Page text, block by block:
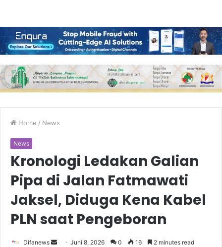
Home / News
News
Kronologi Ledakan Galian
Pipa di Jalan Fatmawati
Jaksel, Diduga Kena Kabel
PLN saat Pengeboran
Difanews
SendJuni 8, 2026 0 16 2 minutes read